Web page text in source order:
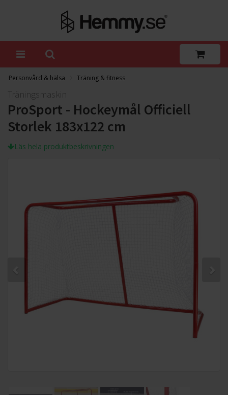
Personvård & hälsa Träning & fitness
Träningsmaskin
ProSport - Hockeymål Officiell
Storlek 183x122 cm
Läs hela produktbeskrivningen